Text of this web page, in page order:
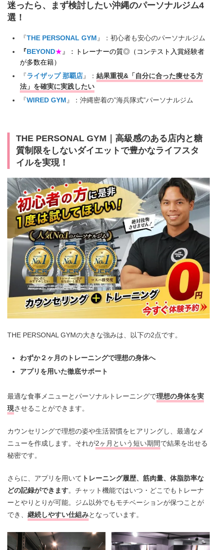
迷ったら、まず検討したい沖縄のパーソナルジム4
選！
『THE PERSONAL GYM 』：初心者も安心のパーソナルジム
『BEYOND★ 』：トレーナーの質◎（コンテスト入賞経験者
が多数在籍）
『ライザップ 那覇店』： 結果重視&「自分に合った痩せる方
法」を確実に実践したい
『WIRED GYM 』：沖縄密着の”海兵隊式”パーソナルジム
THE PERSONAL GYM｜高級感のある店内と糖
質制限をしないダイエットで豊かなライフスタ
イルを実現！
THE PERSONAL GYMの大きな強みは、以下の2点です。
わずか２ヶ月のトレーニングで理想の身体へ
アプリを用いた徹底サポート
最適な食事メニューとパーソナルトレーニングで理想の身体を実
現させることができます。
カウンセリングで理想の姿や生活習慣をヒアリングし、最適なメ
ニューを作成します。それが2ヶ月という短い期間で結果を出せる
秘密です。
さらに、アプリを用いて トレーニング履歴、筋肉量、体脂肪率な
どの記録ができます。チャット機能ではいつ・どこでもトレーナ
ーとやりとりが可能。ジム以外でもモチベーションが保つことが
でき、 継続しやすい仕組みとなっています。